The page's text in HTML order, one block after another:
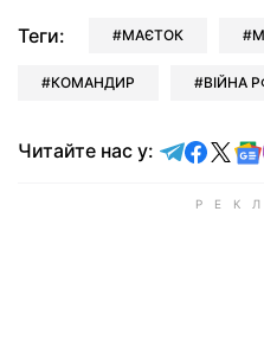
Теги: МАЄТОК
КОМАНДИР ВІЙНА
Читайте нас у: Читайте